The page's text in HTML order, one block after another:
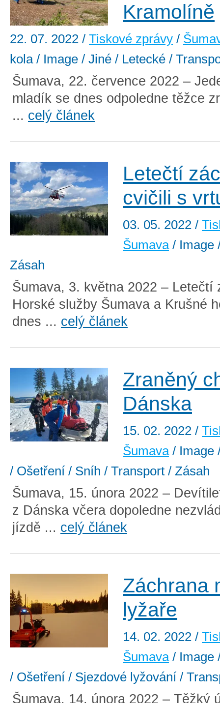
Kramolíně
22. 07. 2022 / Tiskové zprávy /
kola / Image / Jiné / Letecké /
Šumava, 22. července 2022 –
mladík se dnes odpoledne těžce
... celý článek
Letečtí
cvičili s
03. 05. 2022 /
Šumava/ Image
Zásah
Šumava, 3. května 2022 – Letečtí
Horské služby Šumava a Krušné
dnes ... celý článek
Zraněný
Dánska
15. 02. 2022 /
Šumava/ Image
/ Ošetření / Sníh / Transport / Zásah
Šumava, 15. února 2022 –
z Dánska včera dopoledne
jízdě ... celý článek
Záchrana
lyžaře
14. 02. 2022 /
Šumava/ Image
/ Ošetření / Sjezdové lyžování /
Šumava, 14. února 2022 – Těžký